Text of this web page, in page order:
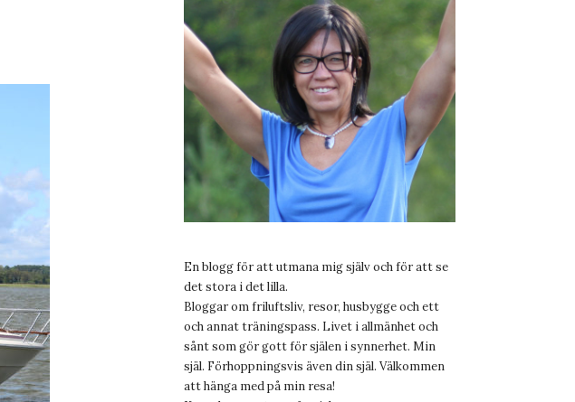
En blogg för att utmana mig själv och för att se
det stora i det lilla.
Bloggar om friluftsliv, resor, husbygge och ett
och annat träningspass. Livet i allmänhet och
sånt som gör gott för själen i synnerhet. Min
själ. Förhoppningsvis även din själ. Välkommen
att hänga med på min resa!